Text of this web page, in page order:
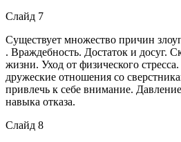
Слайд 7
Существует множество причин
. Враждебность. Достаток и досуг.
жизни. Уход от физического
дружеские отношения со
привлечь к себе внимание.
навыка отказа.
Слайд 8